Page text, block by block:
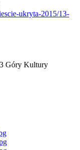
ukryta-2015/13-
Góry Kultury